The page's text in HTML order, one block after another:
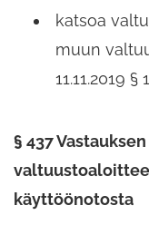
katsoa
muun
11.11.2019
§ 437
käyttöönotosta